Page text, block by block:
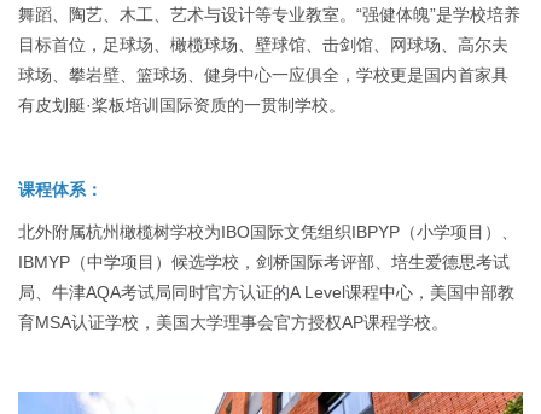
舞蹈、陶艺、木工、艺术与设计等专业教室。“强健体魄”是学校培养
目标首位，足球场、橄榄球场、壁球馆、击剑馆、网球场、高尔夫
球场、攀岩壁、篮球场、健身中心一应俱全，学校更是国内首家具
有皮划艇·桨板培训国际资质的一贯制学校。
课程体系：
北外附属杭州橄榄树学校为IBO国际文凭组织IBPYP（小学项目）、
IBMYP（中学项目）候选学校，剑桥国际考评部、培生爱德思考试
局、牛津AQA考试局同时官方认证的A Level课程中心，美国中部教
育MSA认证学校，美国大学理事会官方授权AP课程学校。